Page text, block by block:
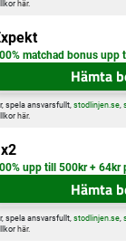
här.
matchad bonus upp
Hämta
spela ansvarsfullt, stodlinjen.se,
här.
upp till 500kr + 64kr
Hämta
spela ansvarsfullt, stodlinjen.se,
här.